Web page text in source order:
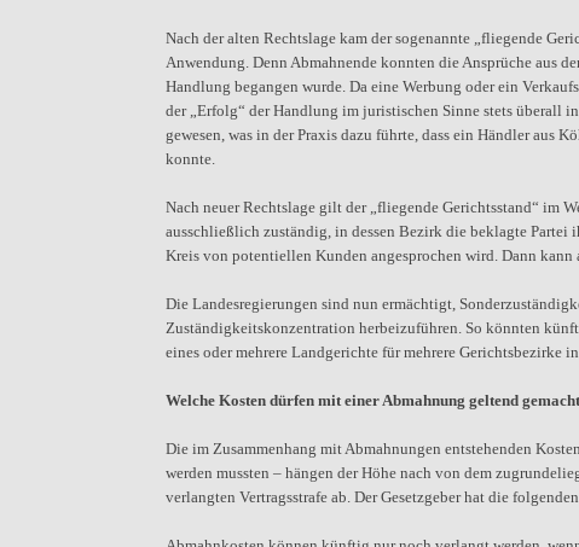
Nach der alten Rechtslage kam der sogenannte „fliegende
Anwendung. Denn Abmahnende konnten die Ansprüche aus
Handlung begangen wurde. Da eine Werbung oder ein
der „Erfolg“ der Handlung im juristischen Sinne stets überall
gewesen, was in der Praxis dazu führte, dass ein Händler aus
konnte.
Nach neuer Rechtslage gilt der „fliegende Gerichtsstand“ im
ausschließlich zuständig, in dessen Bezirk die beklagte
Kreis von potentiellen Kunden angesprochen wird. Dann
Die Landesregierungen sind nun ermächtigt,
Zuständigkeitskonzentration herbeizuführen. So könnten
eines oder mehrere Landgerichte für mehrere Gerichtsbezirke
Welche Kosten dürfen mit einer Abmahnung geltend
Die im Zusammenhang mit Abmahnungen entstehenden
werden mussten – hängen der Höhe nach von dem
verlangten Vertragsstrafe ab. Der Gesetzgeber hat die